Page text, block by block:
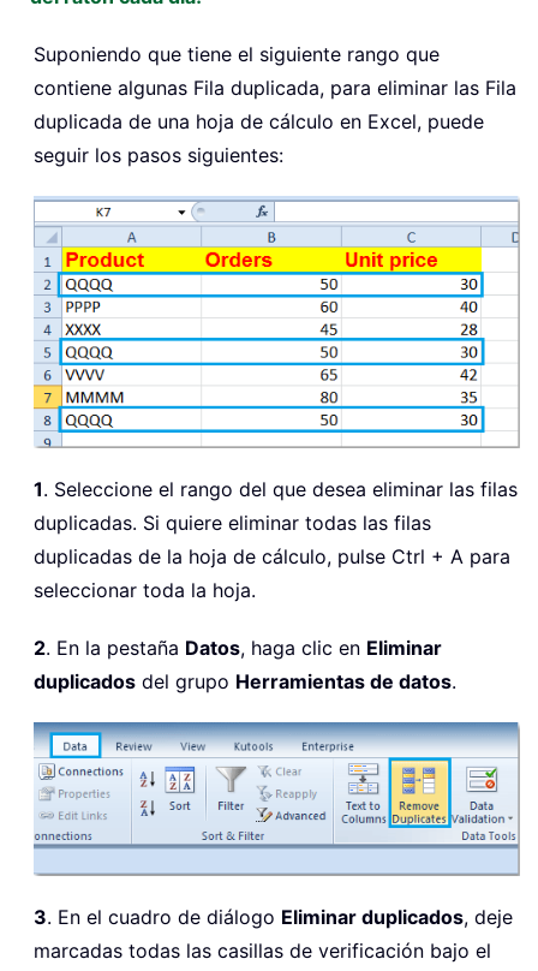
Suponiendo que tiene el siguiente rango que
contiene algunas Fila duplicada, para eliminar las Fila
duplicada de una hoja de cálculo en Excel, puede
seguir los pasos siguientes:
1. Seleccione el rango del que desea eliminar las filas
duplicadas. Si quiere eliminar todas las filas
duplicadas de la hoja de cálculo, pulse Ctrl + A para
seleccionar toda la hoja.
2. En la pestaña Datos, haga clic en Eliminar
duplicados del grupo Herramientas de datos.
3. En el cuadro de diálogo Eliminar duplicados, deje
marcadas todas las casillas de verificación bajo el